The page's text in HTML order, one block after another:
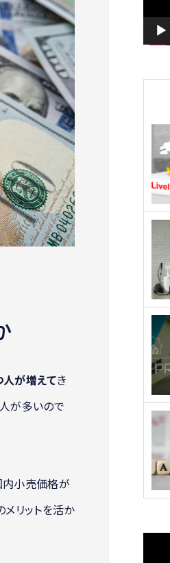
人が増えてき
が多いので
内小売価格が
リットを活か
ー